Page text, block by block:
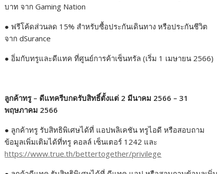
บาท จาก Gaming Nation
● ฟรีโค้ดส่วนลด 15% สำหรับซื้อประกันเดินทาง หรือประกันชีวิต
จาก dSurance
● อิ่มกับทรูและดีแทค ที่ศูนย์การค้าเซ็นทรัล (เริ่ม 1 เมษายน 2566)
ลูกค้าทรู – ดีแทครีบกดรับสิทธิ์ตั้งแต่ 2 มีนาคม 2566 – 31
พฤษภาคม 2566
● ลูกค้าทรู รับสิทธิพิเศษได้ที่ แอปพลิเคชัน ทรูไอดี หรือสอบถาม
ข้อมูลเพิ่มเติมได้ที่ทรู คอลล์ เซ็นเตอร์ 1242 และ
https://www.true.th/bettertogether/privilege